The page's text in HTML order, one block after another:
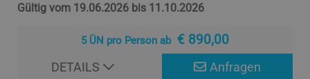
Gültig vom 19.06.2026 bis 11.10.2026
5 ÜN pro Person ab € 890,00
Anfragen
DETAILS